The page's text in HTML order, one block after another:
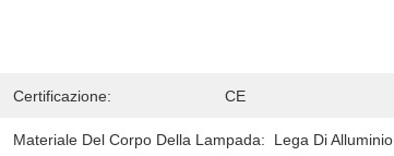
Certificazione: CE
Materiale Del Corpo Della Lampada: Lega Di Alluminio